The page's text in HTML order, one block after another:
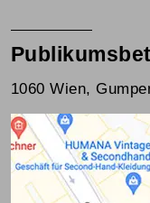
1060 Wien,